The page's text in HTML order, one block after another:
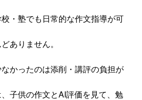
・塾でも日常的な作文指導が可
ありません。
かったのは添削・講評の負担が
子供の作文とAI評価を見て、勉